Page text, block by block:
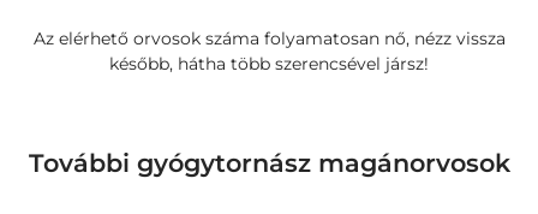
Az elérhető orvosok száma folyamatosan nő, nézz vissza
később, hátha több szerencsével jársz!
További gyógytornász magánorvosok